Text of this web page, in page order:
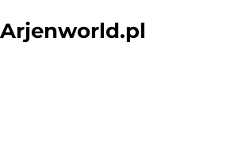
do
Arjenworld.pl